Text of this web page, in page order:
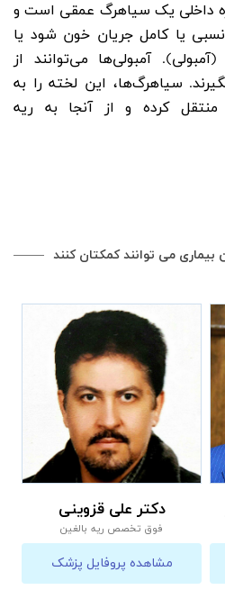
داخلی یک سیاهرگ عمقی است و
یا کامل جریان خون شود یا
آمبولی‌ها می‌توانند از
سیاهرگ‌ها، این لخته را به
کرده و از آنجا به ریه
بیماری می توانند کمکتان کنند
دکتر علی قزوینی
فوق تخصص ریه بالغین
مشاهده پروفایل پزشک